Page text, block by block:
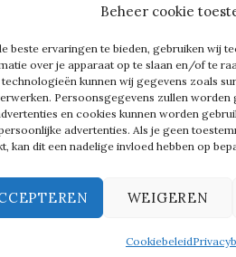
Beheer cookie
beste ervaringen te bieden, gebruiken wij
over je apparaat op te slaan en/of te
kunnen wij gegevens zoals
Persoonsgegevens zullen
en cookies kunnen worden
advertenties. Als je geen
kan dit een nadelige invloed hebben op
WEIGEREN
Cookiebeleid